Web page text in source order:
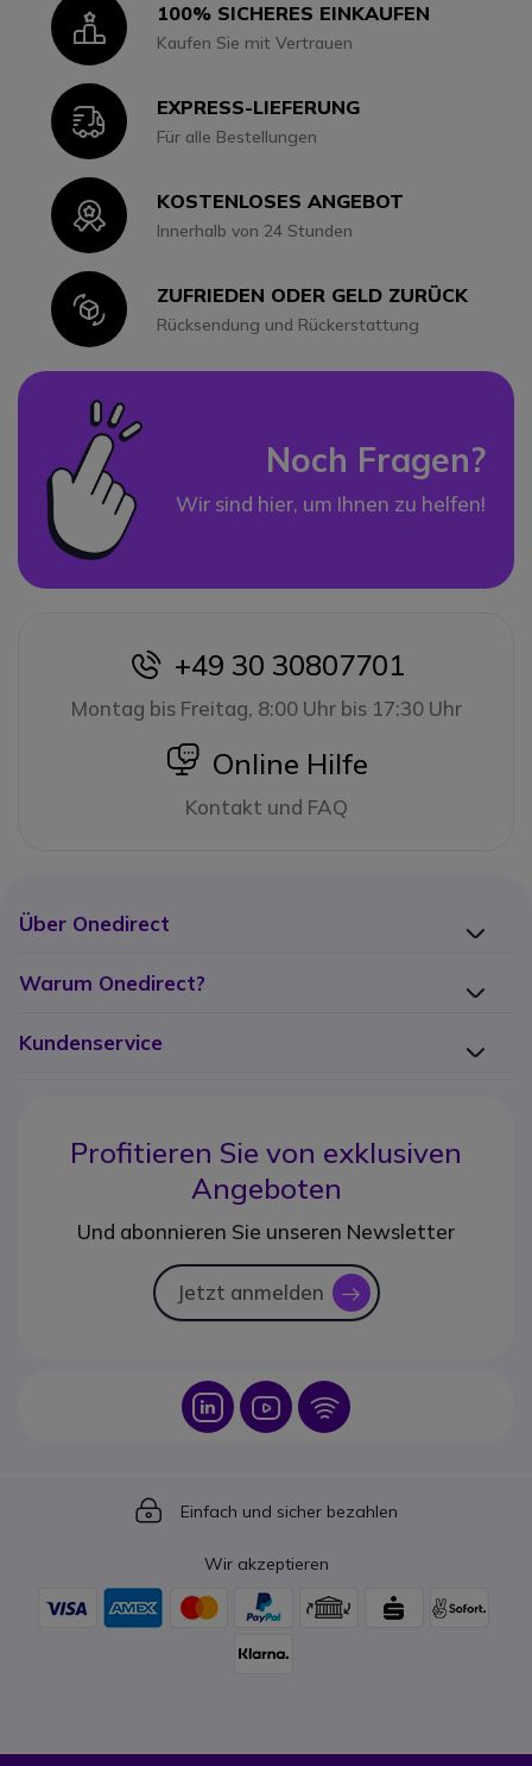
Icon100% SICHERES EINKAUFEN
Kaufen Sie mit Vertrauen
IconEXPRESS-LIEFERUNG
Für alle Bestellungen
IconKOSTENLOSES ANGEBOT
Innerhalb von 24 Stunden
IconZUFRIEDEN ODER GELD ZURÜCK
Rücksendung und Rückerstattung
Noch Fragen?
Wir sind hier, um Ihnen zu helfen!
icon
+49 30 30807701
Montag bis Freitag, 8:00 Uhr bis 17:30 Uhr
icon
Online Hilfe
Kontakt und FAQ
Über Onedirect
Warum Onedirect?
Kundenservice
Profitieren Sie von exklusiven
Angeboten
Und abonnieren Sie unseren Newsletter
Jetzt anmelden icon
Icon Icon Icon
Icon
Einfach und sicher bezahlen
Wir akzeptieren